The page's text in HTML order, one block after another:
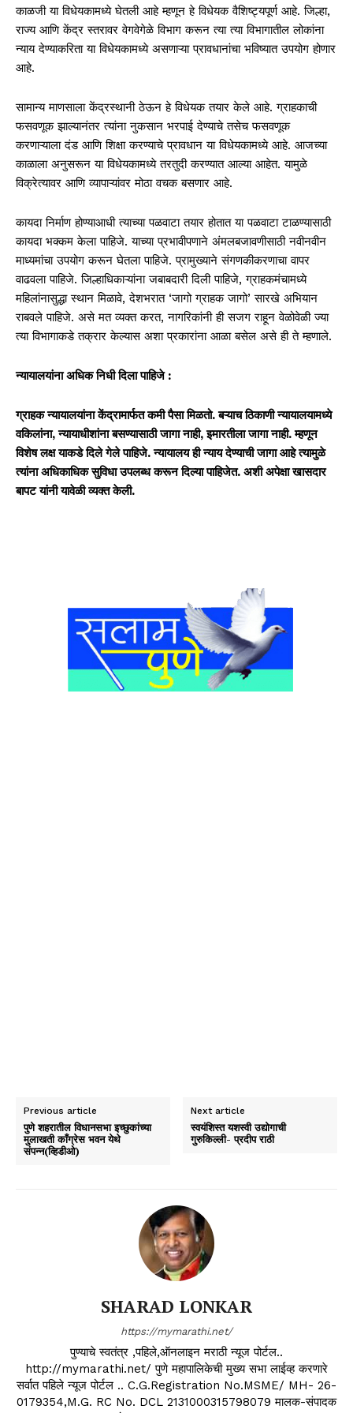
काळजी या विधेयकामध्ये घेतली आहे म्हणून हे विधेयक वैशिष्ट्यपूर्ण आहे. जिल्हा,
राज्य आणि केंद्र स्तरावर वेगवेगेळे विभाग करून त्या त्या विभागातील लोकांना
न्याय देण्याकरिता या विधेयकामध्ये असणाऱ्या प्रावधानांचा भविष्यात उपयोग होणार
आहे.
सामान्य माणसाला केंद्रस्थानी ठेऊन हे विधेयक तयार केले आहे. ग्राहकाची
फसवणूक झाल्यानंतर त्यांना नुकसान भरपाई देण्याचे तसेच फसवणूक
करणाऱ्याला दंड आणि शिक्षा करण्याचे प्रावधान या विधेयकामध्ये आहे. आजच्या
काळाला अनुसरून या विधेयकामध्ये तरतुदी करण्यात आल्या आहेत. यामुळे
विक्रेत्यावर आणि व्यापाऱ्यांवर मोठा वचक बसणार आहे.
कायदा निर्माण होण्याआधी त्याच्या पळवाटा तयार होतात या पळवाटा टाळण्यासाठी
कायदा भक्कम केला पाहिजे. याच्या प्रभावीपणाने अंमलबजावणीसाठी नवीनवीन
माध्यमांचा उपयोग करून घेतला पाहिजे. प्रामुख्याने संगणकीकरणाचा वापर
वाढवला पाहिजे. जिल्हाधिकाऱ्यांना जबाबदारी दिली पाहिजे, ग्राहकमंचामध्ये
महिलांनासुद्धा स्थान मिळावे, देशभरात ‘जागो ग्राहक जागो’ सारखे अभियान
राबवले पाहिजे. असे मत व्यक्त करत, नागरिकांनी ही सजग राहून वेळोवेळी ज्या
त्या विभागाकडे तक्रार केल्यास अशा प्रकारांना आळा बसेल असे ही ते म्हणाले.
न्यायालयांना अधिक निधी दिला पाहिजे :
ग्राहक न्यायालयांना केंद्रामार्फत कमी पैसा मिळतो. बऱ्याच ठिकाणी न्यायालयामध्ये
वकिलांना, न्यायाधीशांना बसण्यासाठी जागा नाही, इमारतीला जागा नाही. म्हणून
विशेष लक्ष याकडे दिले गेले पाहिजे. न्यायालय ही न्याय देण्याची जागा आहे त्यामुळे
त्यांना अधिकाधिक सुविधा उपलब्ध करून दिल्या पाहिजेत. अशी अपेक्षा खासदार
बापट यांनी यावेळी व्यक्त केली.
Previous article
पुणे शहरातील विधानसभा इच्छुकांच्या
मुलाखती काँग्रेस भवन येथे
संपन्न(व्हिडीओ)
Next article
स्वयंशिस्त यशस्वी उद्योगाची
गुरुकिल्ली- प्रदीप राठी
SHARAD LONKAR
https://mymarathi.net/
पुण्याचे स्वतंत्र ,पहिले,ऑनलाइन मराठी न्यूज पोर्टल..
http://mymarathi.net/ पुणे महापालिकेची मुख्य सभा लाईव्ह करणारे
सर्वात पहिले न्यूज पोर्टल .. C.G.Registration No.MSME/ MH- 26-
0179354,M.G. RC No. DCL 2131000315798079 मालक-संपादक